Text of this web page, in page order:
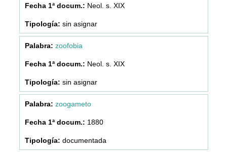
Neol. s. XIX
sin asignar
zoofobia
Neol. s. XIX
sin asignar
zoogameto
1880
documentada